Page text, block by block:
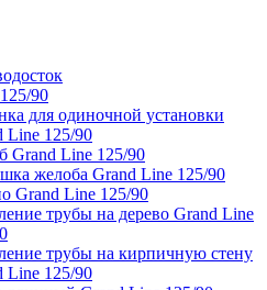
90
для одиночной установки
Line 125/90
Grand Line 125/90
желоба Grand Line 125/90
Grand Line 125/90
трубы на дерево Grand Line
трубы на кирпичную стену
Line 125/90